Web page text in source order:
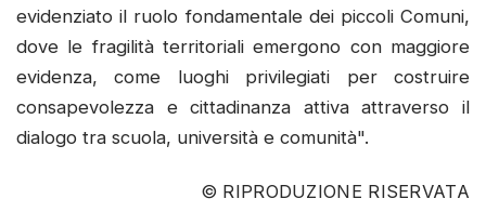
evidenziato il ruolo fondamentale dei piccoli Comuni,
dove le fragilità territoriali emergono con maggiore
evidenza, come luoghi privilegiati per costruire
consapevolezza e cittadinanza attiva attraverso il
dialogo tra scuola, università e comunità".
© RIPRODUZIONE RISERVATA